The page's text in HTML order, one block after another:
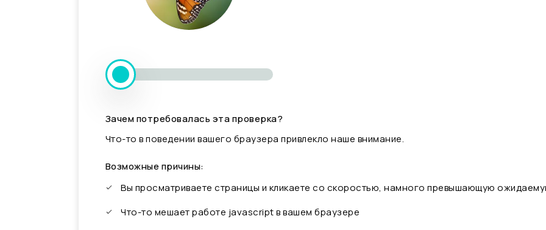
Зачем потребовалась эта проверка?
Что-то в поведении вашего браузера привлекло наше внимание.
Возможные причины:
Вы просматриваете страницы и кликаете со скоростью, намного превышающую
Что-то мешает работе javascript в вашем браузере